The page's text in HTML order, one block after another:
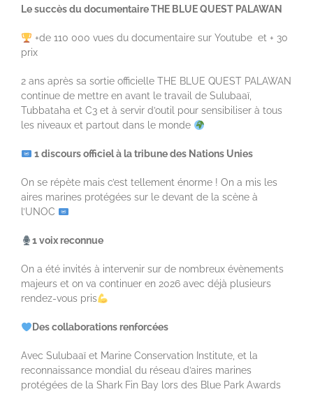
Le succès du documentaire THE BLUE QUEST PALAWAN
+de 110 000 vues du documentaire sur Youtube et + 30
prix
2 ans après sa sortie officielle THE BLUE QUEST PALAWAN
continue de mettre en avant le travail de Sulubaaï,
Tubbataha et C3 et à servir d’outil pour sensibiliser à tous
les niveaux et partout dans le monde
1 discours officiel à la tribune des Nations Unies
On se répète mais c’est tellement énorme ! On a mis les
aires marines protégées sur le devant de la scène à
l’UNOC
1 voix reconnue
On a été invités à intervenir sur de nombreux évènements
majeurs et on va continuer en 2026 avec déjà plusieurs
rendez-vous pris
Des collaborations renforcées
Avec Sulubaaï et Marine Conservation Institute, et la
reconnaissance mondial du réseau d’aires marines
protégées de la Shark Fin Bay lors des Blue Park Awards